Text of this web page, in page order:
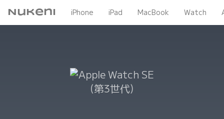
Nukeni iPhone iPad MacBook Watch